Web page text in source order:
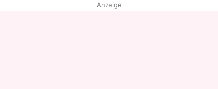
Anzeige